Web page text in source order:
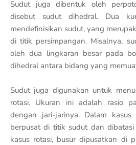
Sudut juga dibentuk oleh
disebut sudut dihedral. Dua
mendefinisikan sudut, yang
di titik persimpangan. Misalnya,
oleh dua lingkaran besar pada
dihedral antara bidang yang
Sudut juga digunakan untuk
rotasi. Ukuran ini adalah rasio
dengan jari-jarinya. Dalam kasus
berpusat di titik sudut dan dibatasi
kasus rotasi, busur dipusatkan di